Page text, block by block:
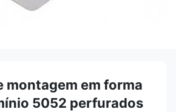
montagem em forma
5052 perfurados